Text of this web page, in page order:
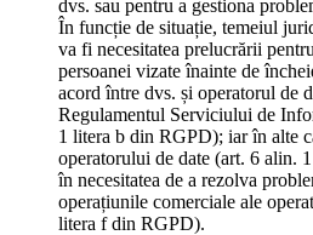
dvs. sau pentru a gestiona
În funcție de situație, temeiul
va fi necesitatea prelucrării
persoanei vizate înainte de
acord între dvs. și operatorul de
Regulamentul Serviciului de
1 litera b din RGPD); iar în alte
operatorului de date (art. 6 alin.
în necesitatea de a rezolva
operațiunile comerciale ale
litera f din RGPD).